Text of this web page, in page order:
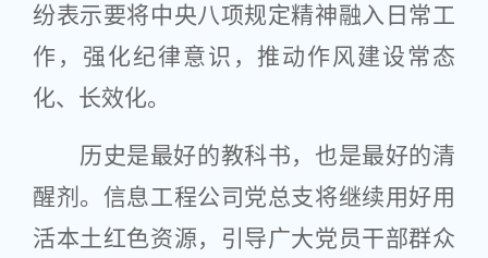
纷表示要将中央八项规定精神融入日常工
作，强化纪律意识，推动作风建设常态
化、长效化。
历史是最好的教科书，也是最好的清
醒剂。信息工程公司党总支将继续用好用
活本土红色资源，引导广大党员干部群众